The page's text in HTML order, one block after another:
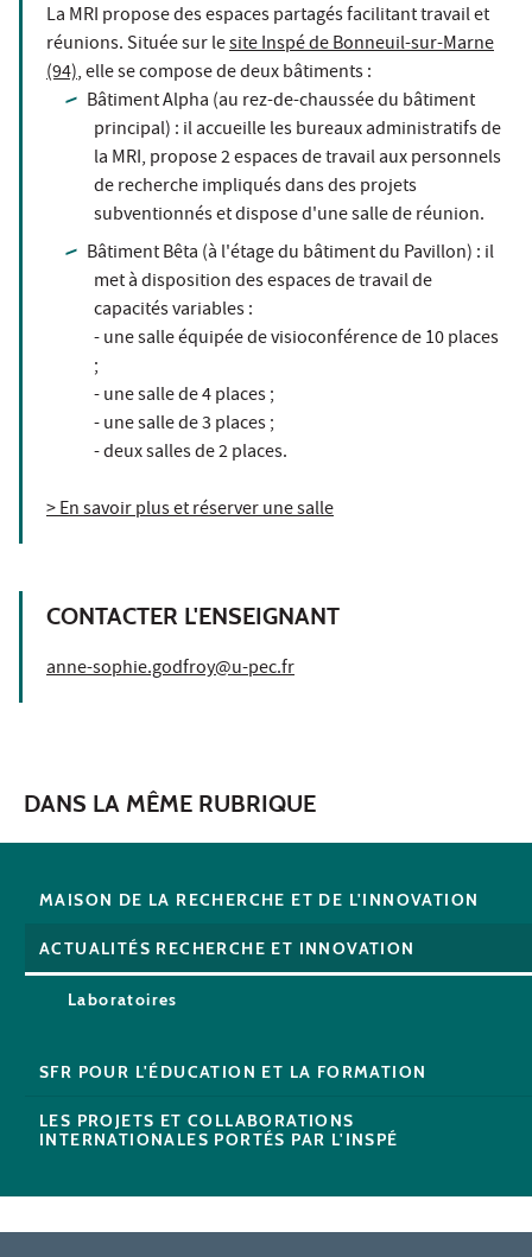
La MRI propose des espaces partagés facilitant travail et
réunions. Située sur lesite Inspé de Bonneuil-sur-Marne
(94), elle se compose de deux bâtiments :
Bâtiment Alpha (au rez-de-chaussée du bâtiment
principal) : il accueille les bureaux administratifs de
la MRI, propose 2 espaces de travail aux personnels
de recherche impliqués dans des projets
subventionnés et dispose d'une salle de réunion.
Bâtiment Bêta (à l'étage du bâtiment du Pavillon) : il
met à disposition des espaces de travail de
capacités variables :
- une salle équipée de visioconférence de 10 places
;
- une salle de 4 places ;
- une salle de 3 places ;
- deux salles de 2 places.
> En savoir plus et réserver une salle
CONTACTER L'ENSEIGNANT
anne-sophie.godfroy@u-pec.fr
DANS LA MÊME RUBRIQUE
MAISON DE LA RECHERCHE ET DE L'INNOVATION
ACTUALITÉS RECHERCHE ET INNOVATION
Laboratoires
SFR POUR L'ÉDUCATION ET LA FORMATION
LES PROJETS ET COLLABORATIONS
INTERNATIONALES PORTÉS PAR L'INSPÉ